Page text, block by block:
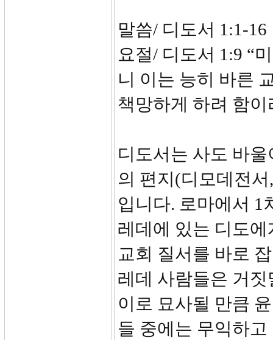
말씀/ 디도서 1:1-16
요절/ 디도서 1:9 “
니 이는 능히 바른
책망하게 하려 함이
디도서는 사도 바
의 편지(디모데전
입니다. 로마에서 1
레데에 있는 디도
교회 질서를 바로
레데 사람들은 거
이로 묘사될 만큼
들 중에는 무익하